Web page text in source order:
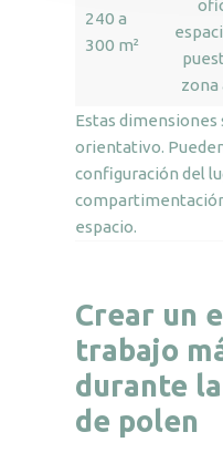
240 a
300 m²
zona
Estas
orientativo.
configuración del
espacio.
Crear un
trabajo
durante
de polen